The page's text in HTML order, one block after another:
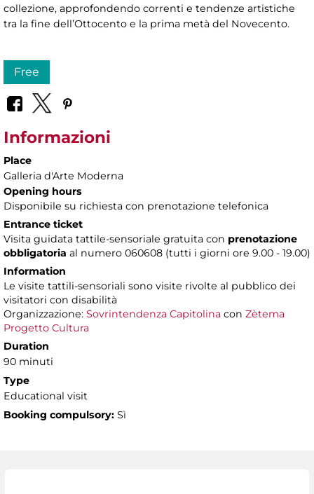
collezione, approfondendo correnti e tendenze artistiche
tra la fine dell’Ottocento e la prima metà del Novecento.
Free
Informazioni
Place
Galleria d'Arte Moderna
Opening hours
Disponibile su richiesta con prenotazione telefonica
Entrance ticket
Visita guidata tattile-sensoriale gratuita con prenotazione
obbligatoria al numero 060608 (tutti i giorni ore 9.00 - 19.00)
Information
Le visite tattili-sensoriali sono visite rivolte al pubblico dei
visitatori con disabilità
Organizzazione: Sovrintendenza Capitolina con Zètema
Progetto Cultura
Duration
90 minuti
Type
Educational visit
Booking compulsory: Sì